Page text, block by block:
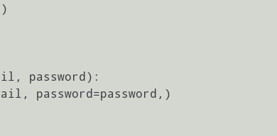
password ):
password=password,)